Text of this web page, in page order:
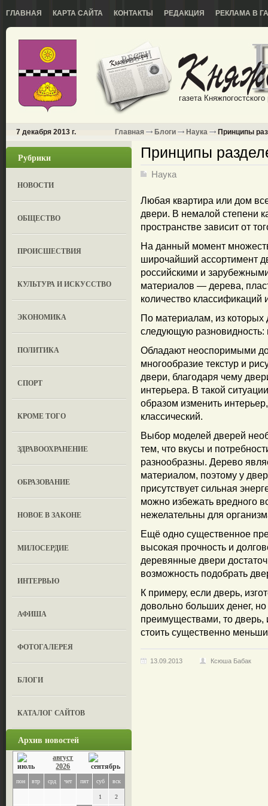
ГЛАВНАЯ КАРТА САЙТА КОНТАКТЫ РЕДАКЦИЯ РЕКЛАМА В
газета
7 декабря 2013 г. Главная Блоги Наука Принципы
Рубрики
НОВОСТИ
ОБЩЕСТВО
ПРОИСШЕСТВИЯ
КУЛЬТУРА И ИСКУССТВО
ЭКОНОМИКА
ПОЛИТИКА
СПОРТ
КРОМЕ ТОГО
ЗДРАВООХРАНЕНИЕ
OБРАЗОВАНИЕ
НОВОЕ В ЗАКОНЕ
МИЛОСЕРДИЕ
ИНТЕРВЬЮ
АФИША
ФОТОГАЛЕРЕЯ
БЛОГИ
КАТАЛОГ САЙТОВ
Архив новостей
август
2026
пон втр срд чет пят суб вск
1 2
Принципы
Наука
Любая квартира или дом
двери. В немалой степени
пространстве зависит от
На данный момент
широчайший ассортимент
российскими и
материалов — дерева,
количество классификаций
По материалам, из
следующую
Обладают неоспоримыми
многообразие текстур и
двери, благодаря чему
интерьера. В такой
образом изменить
классический.
Выбор моделей дверей
тем, что вкусы и
разнообразны. Дерево
материалом, поэтому у
присутствует сильная
можно избежать вредного
нежелательны для
Ещё одно существенное
высокая прочность и
деревянные двери
возможность подобрать
К примеру, если дверь,
довольно больших денег,
преимуществами, то дверь,
стоить существенно
13.09.2013 Ксюша Бабак